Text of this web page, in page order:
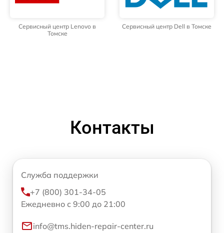
Сервисный центр Lenovo в
Томске
Сервисный центр Dell в Томске
Контакты
Служба поддержки
+7 (800) 301-34-05
Ежедневно с 9:00 до 21:00
info@tms.hiden-repair-center.ru